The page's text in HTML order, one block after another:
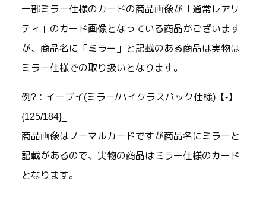
一部ミラー仕様のカードの商品画像が「通常レアリ
ティ」のカード画像となっている商品がございます
が、商品名に「ミラー」と記載のある商品は実物は
ミラー仕様での取り扱いとなります。
例?：イーブイ(ミラー/ハイクラスパック仕様)【-】
{125/184}_
商品画像はノーマルカードですが商品名にミラーと
記載があるので、実物の商品はミラー仕様のカード
となります。